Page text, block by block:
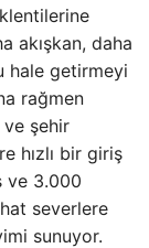
akışkan, daha
hale getirmeyi
rağmen
ve şehir
hızlı bir giriş
ve 3.000
severlere
sunuyor.